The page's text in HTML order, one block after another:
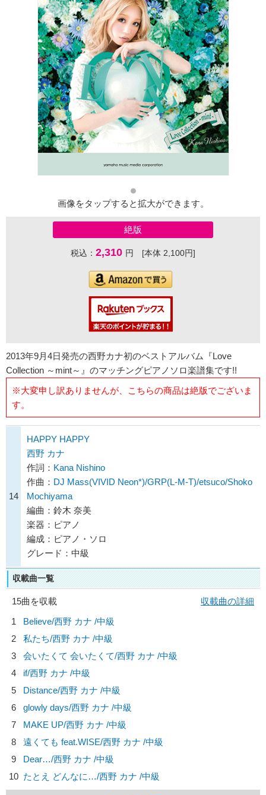
画像をタップすると拡大ができます。
絶版
税込： 2,310 円 [本体 2,100円]
2013年9月4日発売の西野カナ初のベストアルバム『Love
Collection ～mint～』のマッチングピアノソロ楽譜集です!!
※大変申し訳ありませんが、こちらの商品は絶版でございま
す。
14
HAPPY HAPPY
西野 カナ
作詞： Kana Nishino
作曲： DJ Mass(VIVID Neon*)/GRP(L-M-T)/etsuco/Shoko
Mochiyama
編曲：鈴木 奈美
楽器：ピアノ
編成：ピアノ・ソロ
グレード：中級
収載曲一覧
15曲を収載
収載曲の詳細
1
Believe/西野 カナ /中級
2
私たち/西野 カナ /中級
3
会いたくて 会いたくて/西野 カナ /中級
4
if/西野 カナ /中級
5
Distance/西野 カナ /中級
6
glowly days/西野 カナ /中級
7
MAKE UP/西野 カナ /中級
8
遠くても feat.WISE/西野 カナ /中級
9
Dear…/西野 カナ /中級
10 たとえ どんなに…/西野 カナ /中級